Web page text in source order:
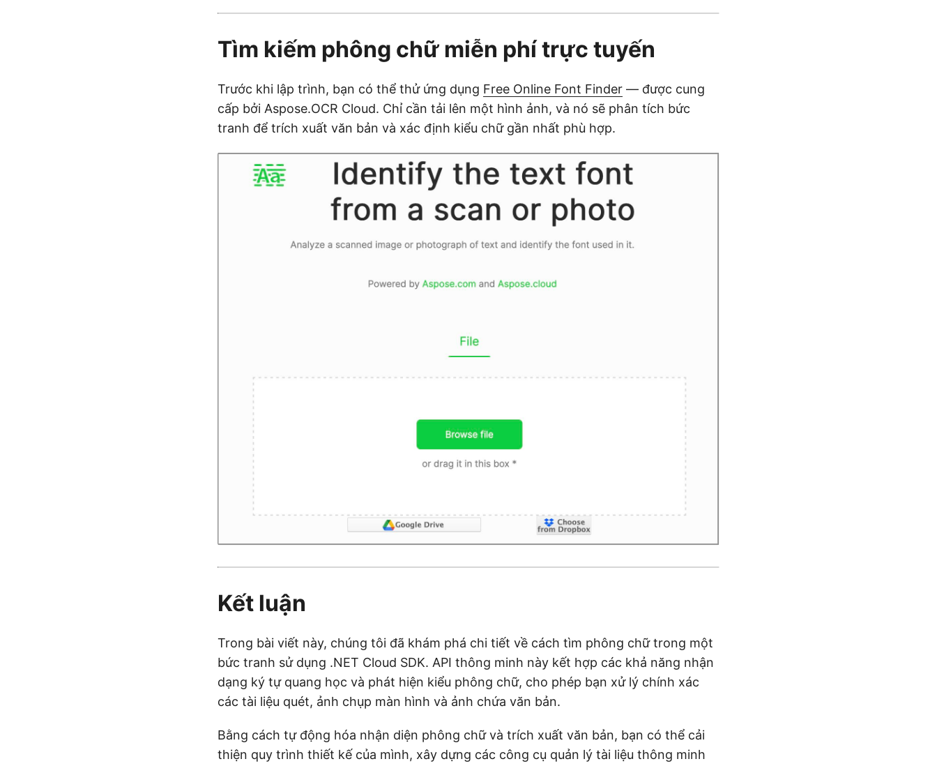
Tìm kiếm phông chữ miễn phí trực tuyến
Trước khi lập trình, bạn có thể thử ứng dụng Free Online Font Finder — được cung
cấp bởi Aspose.OCR Cloud. Chỉ cần tải lên một hình ảnh, và nó sẽ phân tích bức
tranh để trích xuất văn bản và xác định kiểu chữ gần nhất phù hợp.
Kết luận
Trong bài viết này, chúng tôi đã khám phá chi tiết về cách tìm phông chữ trong một
bức tranh sử dụng .NET Cloud SDK. API thông minh này kết hợp các khả năng nhận
dạng ký tự quang học và phát hiện kiểu phông chữ, cho phép bạn xử lý chính xác
các tài liệu quét, ảnh chụp màn hình và ảnh chứa văn bản.
Bằng cách tự động hóa nhận diện phông chữ và trích xuất văn bản, bạn có thể cải
thiện quy trình thiết kế của mình, xây dựng các công cụ quản lý tài liệu thông minh